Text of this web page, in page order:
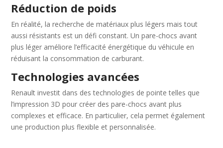
Réduction de poids
En réalité, la recherche de matériaux plus légers mais tout
aussi résistants est un défi constant. Un pare-chocs avant
plus léger améliore l’efficacité énergétique du véhicule en
réduisant la consommation de carburant.
Technologies avancées
Renault investit dans des technologies de pointe telles que
l’impression 3D pour créer des pare-chocs avant plus
complexes et efficace. En particulier, cela permet également
une production plus flexible et personnalisée.